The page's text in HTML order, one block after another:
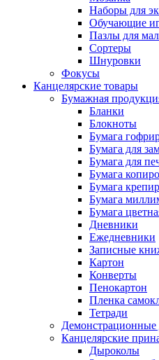
Наборы для
Обучающие
Пазлы для
Сортеры
Шнуровки
Фокусы
Канцелярские товары
Бумажная
Бланки
Блокноты
Бумага
Бумага для
Бумага для
Бумага
Бумага
Бумага
Бумага
Дневники
Ежедневники
Записные
Картон
Конверты
Пенокартон
Пленка
Тетради
Демонстрационные
Канцелярские
Дыроколы